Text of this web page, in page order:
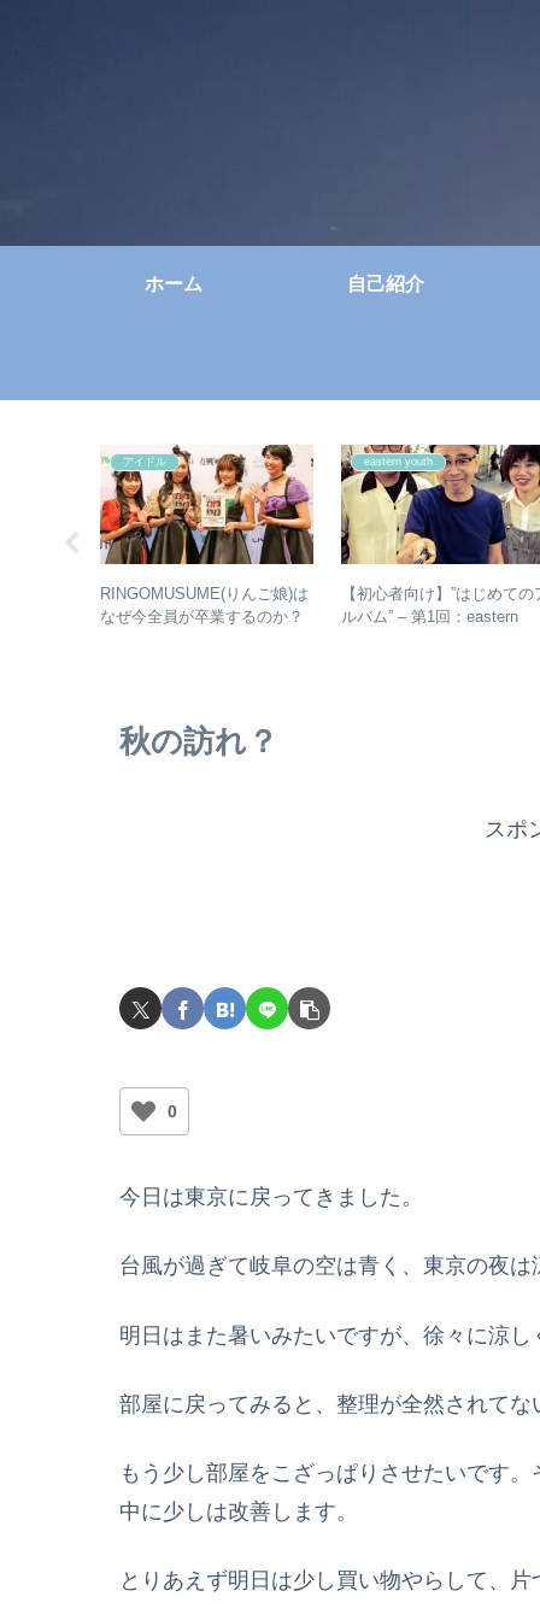
ホーム 自己紹介
アイドル
RINGOMUSUME(りんご娘)は
なぜ今全員が卒業するのか？
eastern youth
【初心者向け】”はじめての
ルバム” – 第1回：eastern
秋の訪れ？
スポ
0
今日は東京に戻ってきました。
台風が過ぎて岐阜の空は青く、東京の夜
明日はまた暑いみたいですが、徐々に涼
部屋に戻ってみると、整理が全然されて
もう少し部屋をこざっぱりさせたいです
中に少しは改善します。
とりあえず明日は少し買い物やらして、片